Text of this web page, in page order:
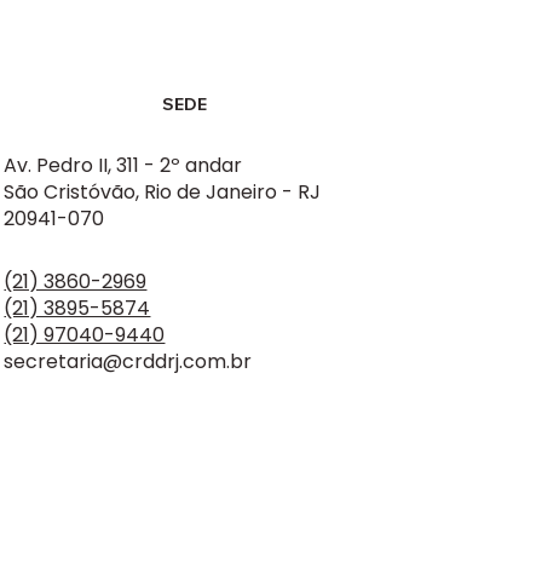
SEDE
Av. Pedro II, 311 - 2º andar
São Cristóvão, Rio de Janeiro - RJ
20941-070
(21) 3860-2969
(21) 3895-5874
(21) 97040-9440
secretaria@crddrj.com.br